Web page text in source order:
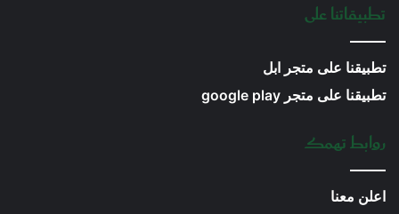
تطبيقاتنا على
تطبيقنا على متجر ابل
تطبيقنا على متجر google play
روابط تهمك
اعلن معنا